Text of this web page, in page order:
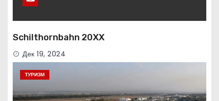
Schilthornbahn 20XX
Дек 19, 2024
ТУРИЗМ